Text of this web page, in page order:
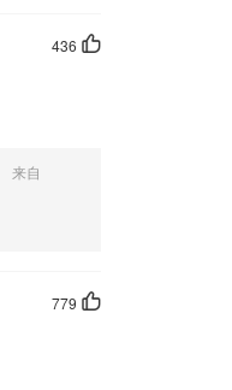
436
来自
779